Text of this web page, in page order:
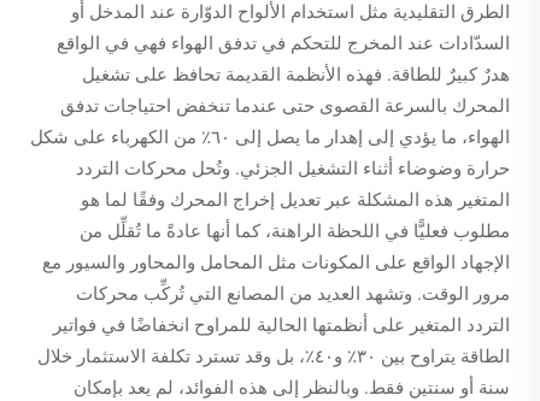
الطرق التقليدية مثل استخدام الألواح الدوّارة عند المدخل أو
السدّادات عند المخرج للتحكم في تدفق الهواء فهي في الواقع
هدرٌ كبيرٌ للطاقة. فهذه الأنظمة القديمة تحافظ على تشغيل
المحرك بالسرعة القصوى حتى عندما تنخفض احتياجات تدفق
الهواء، ما يؤدي إلى إهدار ما يصل إلى ٦٠٪ من الكهرباء على شكل
حرارة وضوضاء أثناء التشغيل الجزئي. وتُحل محركات التردد
المتغير هذه المشكلة عبر تعديل إخراج المحرك وفقًا لما هو
مطلوب فعليًّا في اللحظة الراهنة، كما أنها عادةً ما تُقلِّل من
الإجهاد الواقع على المكونات مثل المحامل والمحاور والسيور مع
مرور الوقت. وتشهد العديد من المصانع التي تُركِّب محركات
التردد المتغير على أنظمتها الحالية للمراوح انخفاضًا في فواتير
الطاقة يتراوح بين ٣٠٪ و٤٠٪، بل وقد تسترد تكلفة الاستثمار خلال
سنة أو سنتين فقط. وبالنظر إلى هذه الفوائد، لم يعد بإمكان